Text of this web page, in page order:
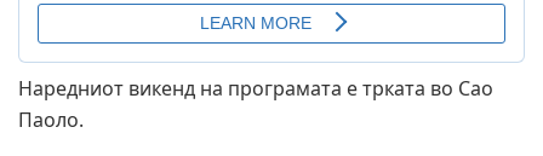
Наредниот викенд на програмата е трката во Сао
Паоло.